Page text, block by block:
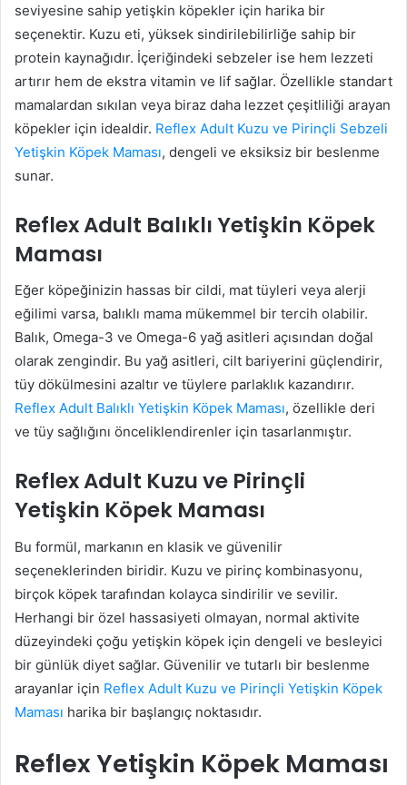
seviyesine sahip yetişkin köpekler için harika bir
seçenektir. Kuzu eti, yüksek sindirilebilirliğe sahip bir
protein kaynağıdır. İçeriğindeki sebzeler ise hem lezzeti
artırır hem de ekstra vitamin ve lif sağlar. Özellikle standart
mamalardan sıkılan veya biraz daha lezzet çeşitliliği arayan
köpekler için idealdir. Reflex Adult Kuzu ve Pirinçli Sebzeli
Yetişkin Köpek Maması, dengeli ve eksiksiz bir beslenme
sunar.
Reflex Adult Balıklı Yetişkin Köpek
Maması
Eğer köpeğinizin hassas bir cildi, mat tüyleri veya alerji
eğilimi varsa, balıklı mama mükemmel bir tercih olabilir.
Balık, Omega-3 ve Omega-6 yağ asitleri açısından doğal
olarak zengindir. Bu yağ asitleri, cilt bariyerini güçlendirir,
tüy dökülmesini azaltır ve tüylere parlaklık kazandırır.
Reflex Adult Balıklı Yetişkin Köpek Maması, özellikle deri
ve tüy sağlığını önceliklendirenler için tasarlanmıştır.
Reflex Adult Kuzu ve Pirinçli
Yetişkin Köpek Maması
Bu formül, markanın en klasik ve güvenilir
seçeneklerinden biridir. Kuzu ve pirinç kombinasyonu,
birçok köpek tarafından kolayca sindirilir ve sevilir.
Herhangi bir özel hassasiyeti olmayan, normal aktivite
düzeyindeki çoğu yetişkin köpek için dengeli ve besleyici
bir günlük diyet sağlar. Güvenilir ve tutarlı bir beslenme
arayanlar için Reflex Adult Kuzu ve Pirinçli Yetişkin Köpek
Maması harika bir başlangıç noktasıdır.
Reflex Yetişkin Köpek Maması